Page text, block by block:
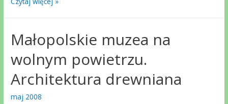
Dobre
i
oferty
Małopolskie muzea na
wolnym powietrzu.
Architektura drewniana
maj 2008